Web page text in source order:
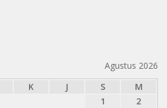
Agustus 2026
K J S
M
1
2